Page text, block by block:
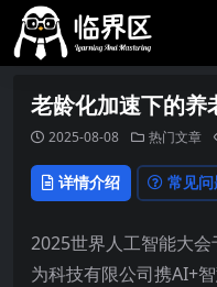
老龄化加速下的养
2025-08-08 热门文章
详情介绍 常见问
2025世界人工智能大
为科技有限公司携AI+